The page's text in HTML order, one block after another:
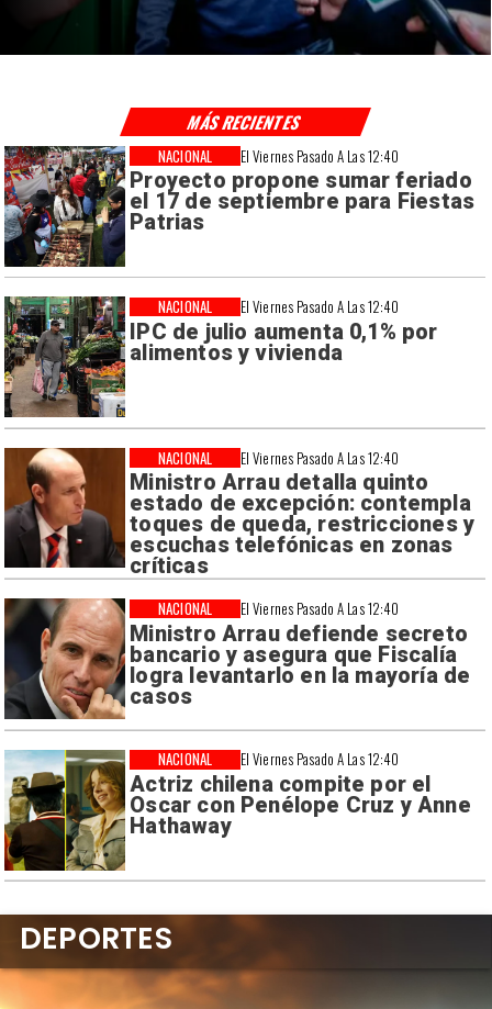
El Viernes Pasado A Las 12:40
Proyecto propone sumar feriado
el 17 de septiembre para Fiestas
Patrias
NACIONAL
El Viernes Pasado A Las 12:40
IPC de julio aumenta 0,1% por
alimentos y vivienda
NACIONAL
El Viernes Pasado A Las 12:40
Ministro Arrau detalla quinto
estado de excepción: contempla
toques de queda, restricciones y
escuchas telefónicas en zonas
críticas
NACIONAL
El Viernes Pasado A Las 12:40
Ministro Arrau defiende secreto
bancario y asegura que Fiscalía
logra levantarlo en la mayoría de
casos
NACIONAL
El Viernes Pasado A Las 12:40
Actriz chilena compite por el
Oscar con Penélope Cruz y Anne
Hathaway
NACIONAL
MÁS RECIENTES
DEPORTES